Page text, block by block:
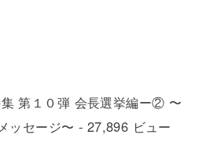
第１０弾 会長選挙編ー② 〜
ッセージ〜 - 27,896 ビュー